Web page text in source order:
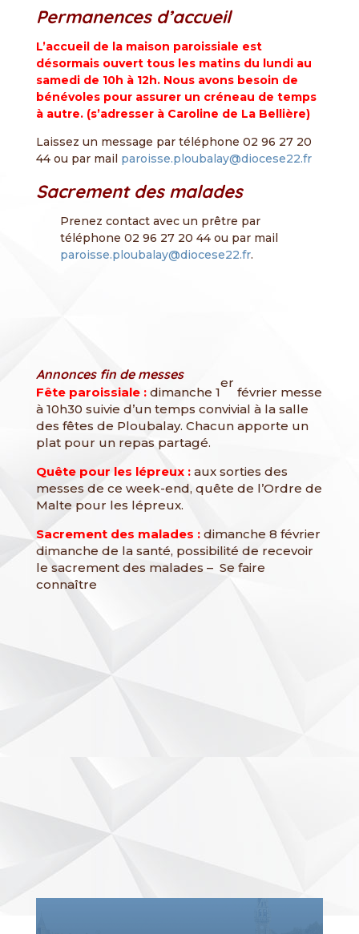
Permanences d’accueil
L’accueil de la maison paroissiale est
désormais ouvert tous les matins du lundi au
samedi de 10h à 12h. Nous avons besoin de
bénévoles pour assurer un créneau de temps
à autre. (s’adresser à Caroline de La Bellière)
Laissez un message par téléphone 02 96 27 20
44 ou par mail paroisse.ploubalay@diocese22.fr
Sacrement des malades
Prenez contact avec un prêtre par
téléphone 02 96 27 20 44 ou par mail
paroisse.ploubalay@diocese22.fr.
Annonces fin de messes
Fête paroissiale : dimanche 1
er
février messe
à 10h30 suivie d’un temps convivial à la salle
des fêtes de Ploubalay. Chacun apporte un
plat pour un repas partagé.
Quête pour les lépreux :aux sorties des
messes de ce week-end, quête de l’Ordre de
Malte pour les lépreux.
Sacrement des malades : dimanche 8 février
dimanche de la santé, possibilité de recevoir
le sacrement des malades – Se faire
connaître